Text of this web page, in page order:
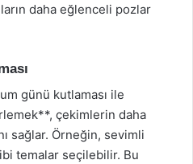
daha eğlenceli pozlar
günü kutlaması ile
çekimlerin daha
sağlar. Örneğin, sevimli
temalar seçilebilir. Bu